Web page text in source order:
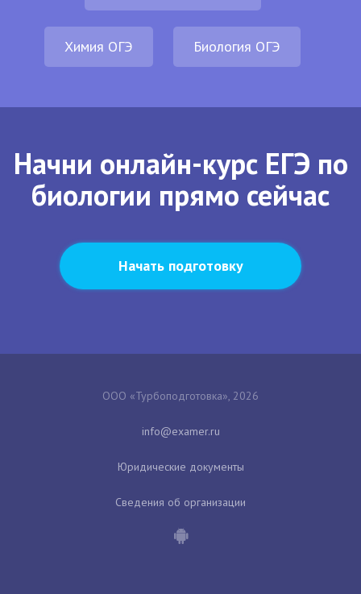
Химия ОГЭ Биология ОГЭ
Начни онлайн-курс ЕГЭ по
биологии прямо сейчас
Начать подготовку
ООО «Турбоподготовка», 2026
Юридические документы
Сведения об организации